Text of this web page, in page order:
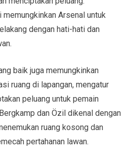
Arsenal untuk
dengan hati-hati dan
baik juga memungkinkan
ruang di lapangan, mengatur
peluang untuk pemain
dan Özil dikenal dengan
ruang kosong dan
pertahanan lawan.